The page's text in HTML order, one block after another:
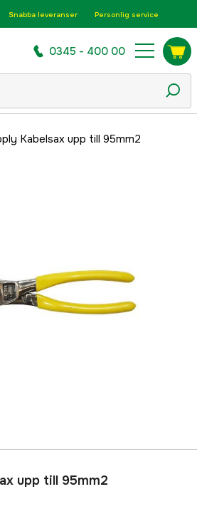
Snabba leveranser Personlig service
0345 - 400 00
Kabelsax upp till 95mm2
upp till 95mm2